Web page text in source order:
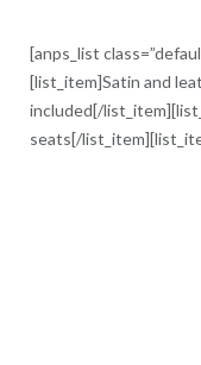
[anps_list
[list_item]Satin and
included[/
seats[/